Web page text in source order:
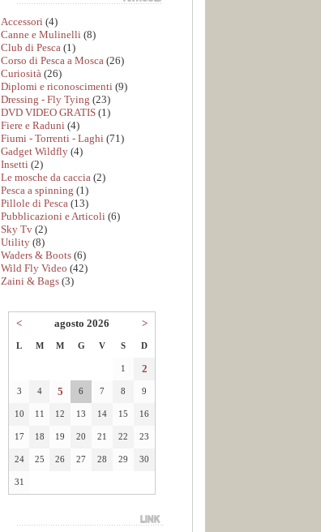
Accessori (4)
Canne e Mulinelli (8)
Club di Pesca (1)
Corso di Pesca a Mosca (26)
Curiosità (26)
Diplomi e riconoscimenti (9)
Dressing - Fly Tying (23)
DVD VIDEO GRATIS (1)
Fiere e Raduni (4)
Fiumi - Torrenti - Laghi (71)
Gadget Wildfly (4)
Insetti (2)
Le mosche da caccia (2)
Pesca a spinning (1)
Pillole di Pesca (13)
Pubblicazioni e Articoli (6)
Sky Tv (2)
Utility (8)
Waders & Boots (6)
Wild Fly Video (42)
Zaini & Bags (3)
< agosto 2026 >
L M M G V S D
1 2
3 4 5 6 7 8 9
10 11 12 13 14 15 16
17 18 19 20 21 22 23
24 25 26 27 28 29 30
31